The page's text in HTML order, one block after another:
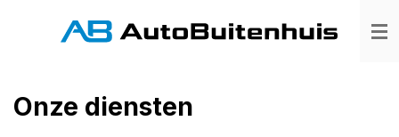
hoofdinhoud
Onze diensten